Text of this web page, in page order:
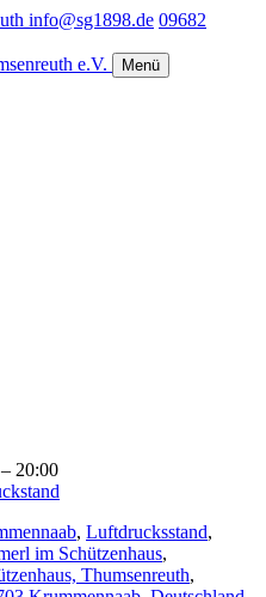
info@sg1898.de 09682
Menü
– 20:00
, Luftdrucksstand,
im Schützenhaus,
Thumsenreuth,